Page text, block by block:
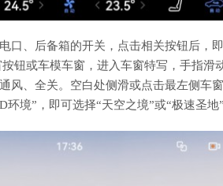
口、后备箱的开关，点击相关按钮后，
钮或车模车窗，进入车窗特写，手指滑
风、全关。空白处侧滑或点击最左侧车
境”，即可选择“天空之境”或“极速圣地